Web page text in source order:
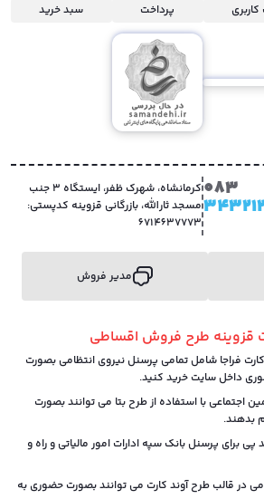
پرداخت سبد خرید
083
کرمانشاه، شهرک ظفر، ایستگاه 3 جنب
مسجد ثارالله، بازرگانی قزوینه کدپستی:
6714637773
مدیر فروش
قزوینه طرح فروش اقساطی
فراجا شامل تمامی پرسنل نیروی انتظامی بصورت
داخل سایت خرید کنید.
اجتماعی با استفاده از طرح بتا می توانند بصورت
بدهند.
برای پرسنل بانک سپه ادارات امور مالیاتی و راه و
در قالب طرح آوند کارت می توانند بصورت حضوری به